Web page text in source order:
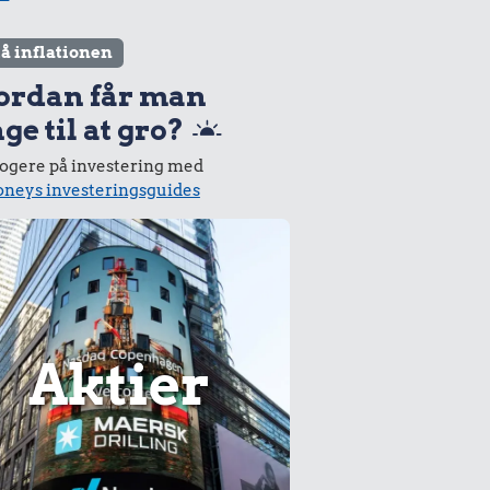
inflationen
får man
til at gro?
på investering med
investeringsguides
Aktier